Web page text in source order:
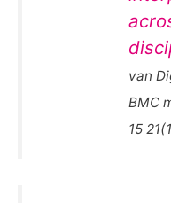
van
BMC
15